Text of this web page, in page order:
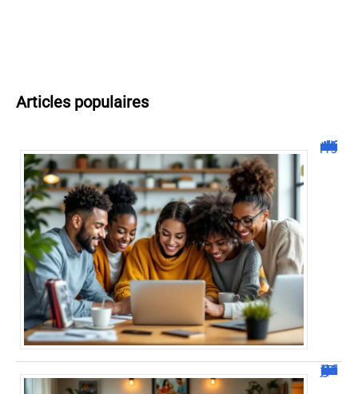
Articles populaires
Malgrim com : tout ce que vous devez savoir sur la plateforme !
JetPunk : Quiz et jeux de culture générale